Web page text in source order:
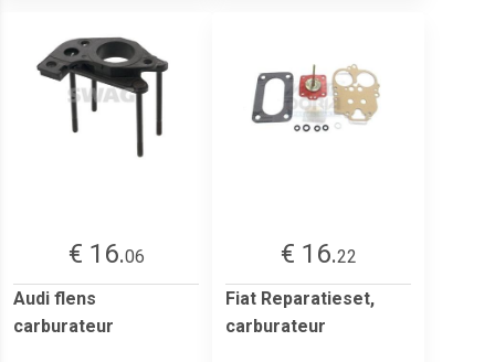
€ 16.06
Audi flens
carburateur
€ 16.22
Fiat Reparatieset,
carburateur